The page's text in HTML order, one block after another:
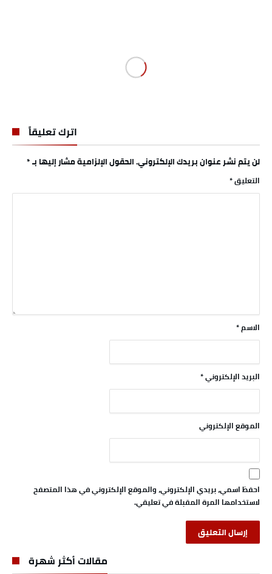
اترك تعليقاً
لن يتم نشر عنوان بريدك الإلكتروني.الحقول الإلزامية مشار إليها بـ*
التعليق*
الاسم*
البريد الإلكتروني*
الموقع الإلكتروني
احفظ اسمي، بريدي الإلكتروني، والموقع الإلكتروني في هذا المتصفح
لاستخدامها المرة المقبلة في تعليقي.
مقالات أكثر شهرة